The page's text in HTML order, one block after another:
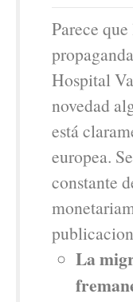
Parece
Hospital
novedad
está
europea.
constante
La